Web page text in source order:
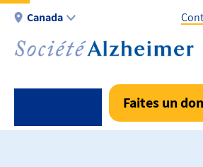
Aller
contenu
Canada
-
Fr
-
Faites un don